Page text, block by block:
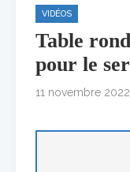
VIDÉOS
Table
pour le
11 novembre 2022